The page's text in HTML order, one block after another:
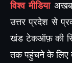
विश्व मीडिया
उत्तर प्रदेश से
खंड टेकऑफ़ की
तक पहुंचने के लिए